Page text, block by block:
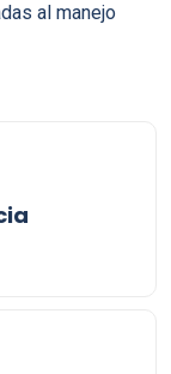
al manejo